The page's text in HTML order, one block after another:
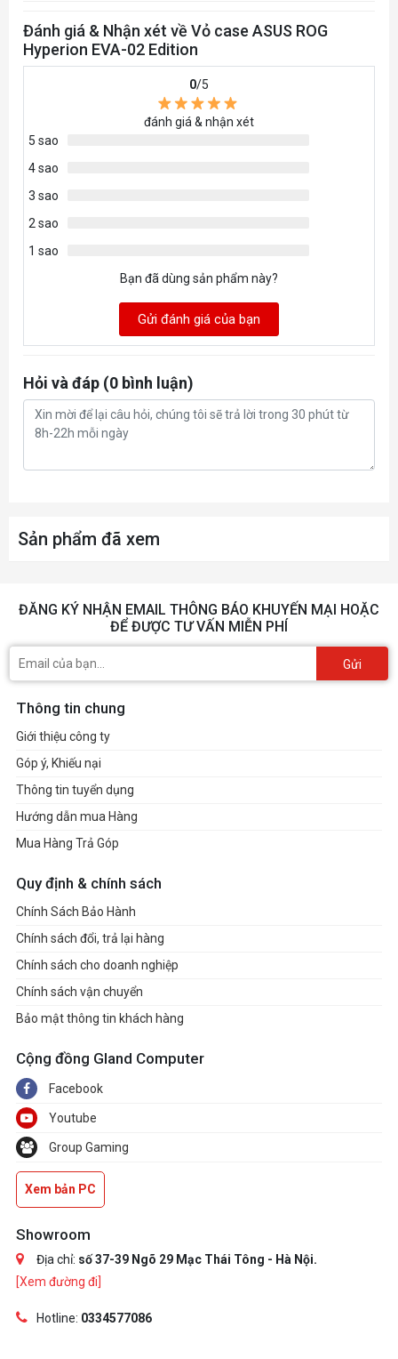
Đánh giá & Nhận xét về Vỏ case ASUS ROG
Hyperion EVA-02 Edition
0/5
đánh giá & nhận xét
5 sao
4 sao
3 sao
2 sao
1 sao
Bạn đã dùng sản phẩm này?
Gửi đánh giá của bạn
Hỏi và đáp (0 bình luận)
Sản phẩm đã xem
ĐĂNG KÝ NHẬN EMAIL THÔNG BÁO KHUYẾN MẠI HOẶC
ĐỂ ĐƯỢC TƯ VẤN MIỄN PHÍ
Gửi
Thông tin chung
Giới thiệu công ty
Góp ý, Khiếu nại
Thông tin tuyển dụng
Hướng dẫn mua Hàng
Mua Hàng Trả Góp
Quy định & chính sách
Chính Sách Bảo Hành
Chính sách đổi, trả lại hàng
Chính sách cho doanh nghiệp
Chính sách vận chuyển
Bảo mật thông tin khách hàng
Cộng đồng Gland Computer
Facebook
Youtube
Group Gaming
Xem bản PC
Showroom
Địa chỉ: số 37-39 Ngõ 29 Mạc Thái Tông - Hà Nội.
[Xem đường đi]
Hotline: 0334577086